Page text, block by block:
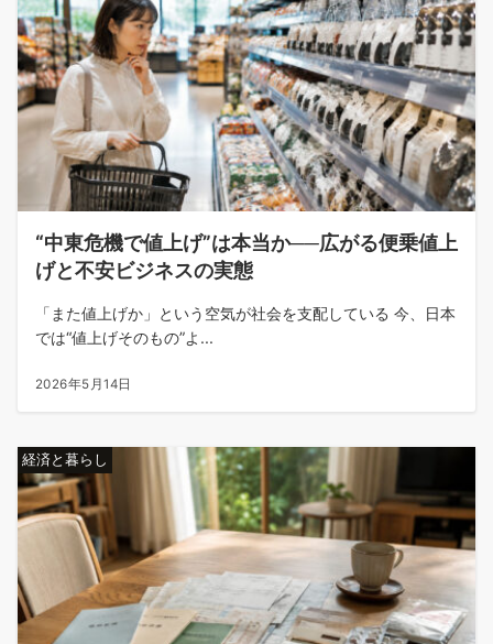
“中東危機で値上げ”は本当か──広がる便乗値上
げと不安ビジネスの実態
「また値上げか」という空気が社会を支配している 今、日本
では“値上げそのもの”よ...
2026年5月14日
経済と暮らし